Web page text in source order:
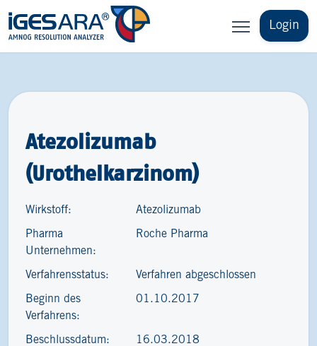
Login
Atezolizumab
(Urothelkarzinom)
Wirkstoff: Atezolizumab
Pharma
Unternehmen:
Roche Pharma
Verfahrensstatus: Verfahren abgeschlossen
Beginn des
Verfahrens:
01.10.2017
Beschlussdatum: 16.03.2018